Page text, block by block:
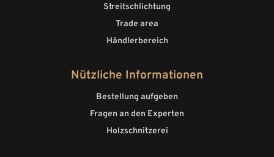
Streitschlichtung
Trade area
Händlerbereich
Nützliche Informationen
Bestellung aufgeben
Fragen an den Experten
Holzschnitzerei